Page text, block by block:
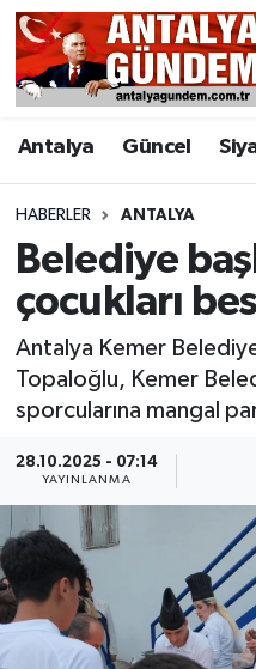
Antalya Güncel
HABERLER ANTALYA
Belediye
çocukları
Antalya Kemer
Topaloğlu, Kemer
sporcularına mangal
28.10.2025 - 07:14
YAYINLANMA
Antalya
Asayiş
Bilim & Teknoloji
Bölge
EĞİTİM
Ekonomi
Genel
Görüntülü Haber
Güncel
Kültür & Sanat
Antalya Nöbetçi
Antalya Hava
Antalya Namaz
Antalya Trafik
Süper Lig Puan
Tüm Manşetler
Son Dakika Haberleri
Haber Arşivi